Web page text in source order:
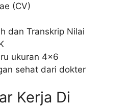
(CV)
dan Transkrip Nilai
ukuran 4×6
sehat dari dokter
Kerja Di